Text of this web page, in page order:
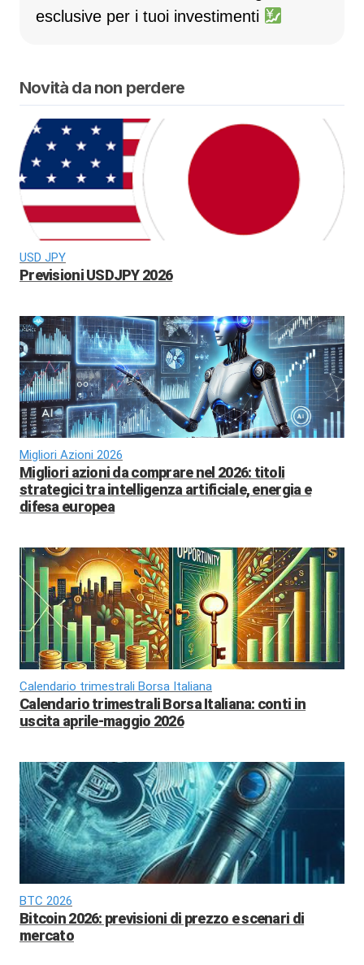
esclusive per i tuoi investimenti
Novità da non perdere
USD JPY
Previsioni USDJPY 2026
Migliori Azioni 2026
Migliori azioni da comprare nel 2026: titoli
strategici tra intelligenza artificiale, energia e
difesa europea
Calendario trimestrali Borsa Italiana
Calendario trimestrali Borsa Italiana: conti in
uscita aprile-maggio 2026
BTC 2026
Bitcoin 2026: previsioni di prezzo e scenari di
mercato